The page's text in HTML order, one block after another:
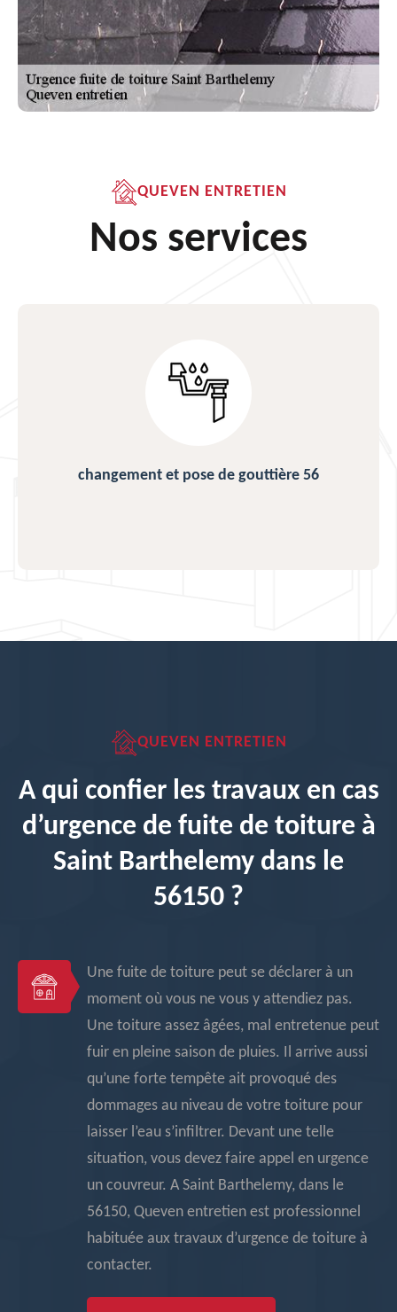
QUEVEN ENTRETIEN
Nos services
changement et pose de gouttière 56
QUEVEN ENTRETIEN
A qui confier les travaux en cas
d’urgence de fuite de toiture à
Saint Barthelemy dans le
56150 ?
Une fuite de toiture peut se déclarer à un
moment où vous ne vous y attendiez pas.
Une toiture assez âgées, mal entretenue peut
fuir en pleine saison de pluies. Il arrive aussi
qu’une forte tempête ait provoqué des
dommages au niveau de votre toiture pour
laisser l’eau s’infiltrer. Devant une telle
situation, vous devez faire appel en urgence
un couvreur. A Saint Barthelemy, dans le
56150, Queven entretien est professionnel
habituée aux travaux d’urgence de toiture à
contacter.